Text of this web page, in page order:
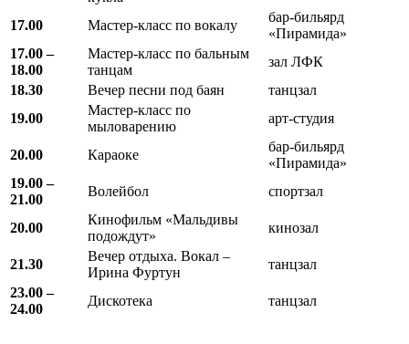
17.00 Мастер-класс по вокалу
бар-бильярд
«Пирамида»
17.00 –
18.00
Мастер-класс по бальным
танцам
зал ЛФК
18.30
Вечер песни под баян
танцзал
19.00
Мастер-класс по
мыловарению
арт-студия
20.00 Караоке
бар-бильярд
«Пирамида»
19.00 –
21.00
Волейбол спортзал
20.00
Кинофильм «Мальдивы
подождут»
кинозал
21.30
Вечер отдыха. Вокал –
Ирина Фуртун
танцзал
23.00 –
24.00
Дискотека танцзал